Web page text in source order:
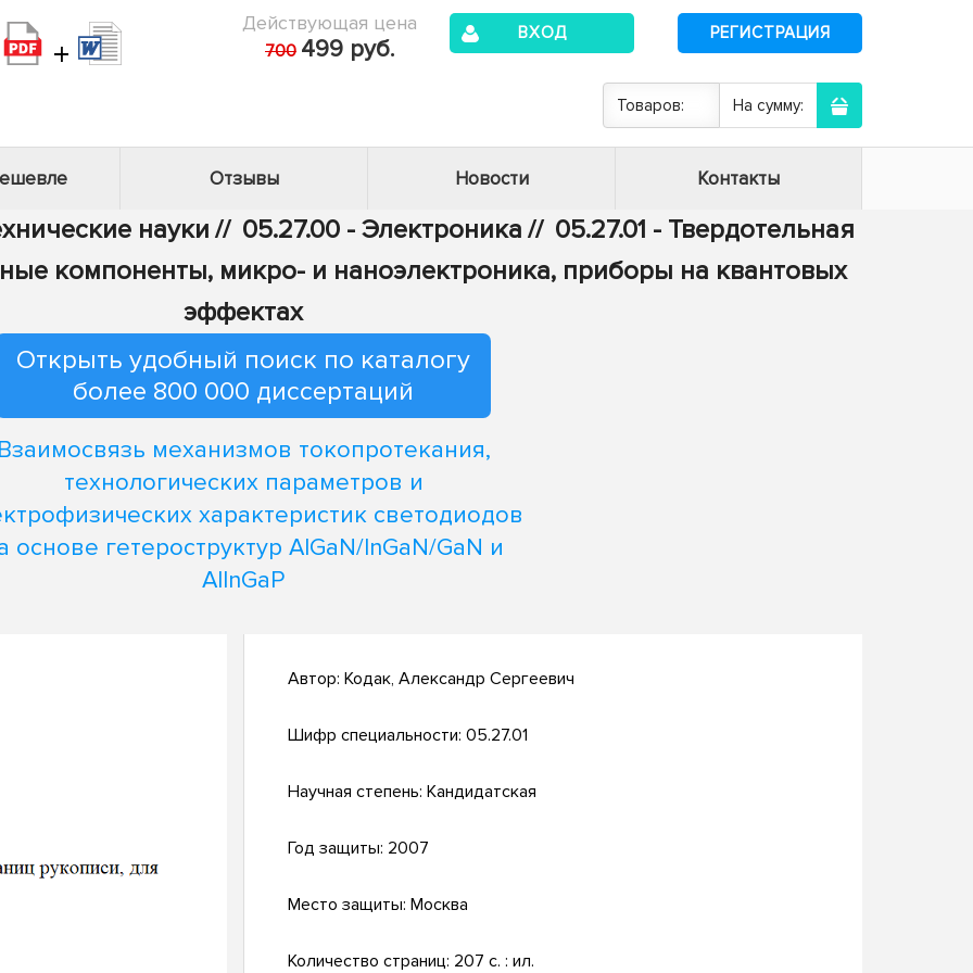
+
Действующая цена
700 499 руб.
ВХОД РЕГИСТРАЦИЯ
Товаров: На сумму:
Отзывы Новости Контакты
науки // 05.27.00 - Электроника // 05.27.01 - Твердотельная
компоненты, микро- и наноэлектроника, приборы на квантовых
эффектах
Открыть удобный поиск по каталогу
более 800 000 диссертаций
механизмов токопротекания,
технологических параметров и
характеристик светодиодов
основе гетероструктур AlGaN/InGaN/GaN и
AlInGaP
Автор: Кодак, Александр Сергеевич
Шифр специальности: 05.27.01
Научная степень: Кандидатская
Год защиты: 2007
Место защиты: Москва
Количество страниц: 207 с. : ил.